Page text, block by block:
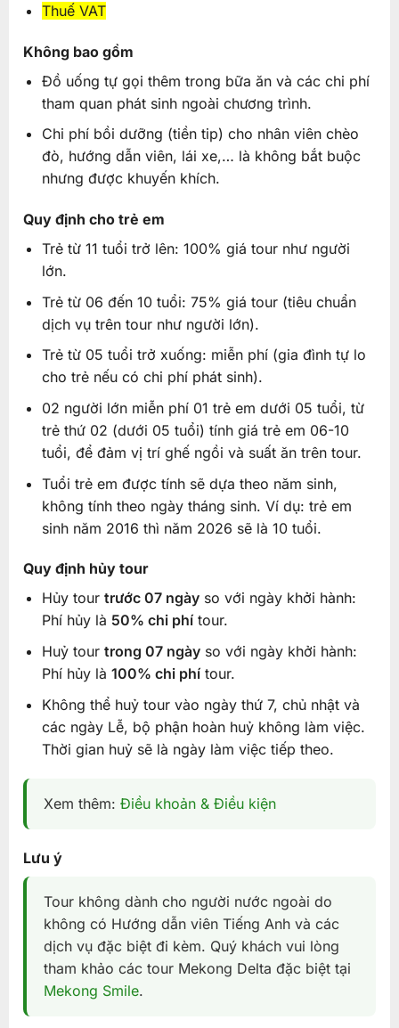
Thuế VAT
Không bao gồm
Đồ uống tự gọi thêm trong bữa ăn và các chi phí
tham quan phát sinh ngoài chương trình.
Chi phí bồi dưỡng (tiền tip) cho nhân viên chèo
đò, hướng dẫn viên, lái xe,… là không bắt buộc
nhưng được khuyến khích.
Quy định cho trẻ em
Trẻ từ 11 tuổi trở lên: 100% giá tour như người
lớn.
Trẻ từ 06 đến 10 tuổi: 75% giá tour (tiêu chuẩn
dịch vụ trên tour như người lớn).
Trẻ từ 05 tuổi trở xuống: miễn phí (gia đình tự lo
cho trẻ nếu có chi phí phát sinh).
02 người lớn miễn phí 01 trẻ em dưới 05 tuổi, từ
trẻ thứ 02 (dưới 05 tuổi) tính giá trẻ em 06-10
tuổi, để đảm vị trí ghế ngồi và suất ăn trên tour.
Tuổi trẻ em được tính sẽ dựa theo năm sinh,
không tính theo ngày tháng sinh. Ví dụ: trẻ em
sinh năm 2016 thì năm 2026 sẽ là 10 tuổi.
Quy định hủy tour
Hủy tour trước 07 ngàyso với ngày khởi hành:
Phí hủy là 50% chi phítour.
Huỷ tour trong 07 ngàyso với ngày khởi hành:
Phí hủy là 100% chi phítour.
Không thể huỷ tour vào ngày thứ 7, chủ nhật và
các ngày Lễ, bộ phận hoàn huỷ không làm việc.
Thời gian huỷ sẽ là ngày làm việc tiếp theo.
Xem thêm: Điều khoản & Điều kiện
Lưu ý
Tour không dành cho người nước ngoài do
không có Hướng dẫn viên Tiếng Anh và các
dịch vụ đặc biệt đi kèm. Quý khách vui lòng
tham khảo các tour Mekong Delta đặc biệt tại
Mekong Smile.